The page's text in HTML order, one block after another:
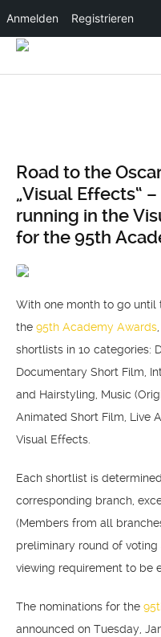
Anmelden Registrieren
Road to the
„Visual Effects“
running in the
for the 95th
With one month to go until
the 95th Academy Awards
shortlists in 10 categories:
Documentary Short Film,
and Hairstyling, Music
Animated Short Film, Live
Visual Effects.
Each shortlist is
corresponding branch,
(Members from all
preliminary round of
viewing requirement to be
The nominations for the
announced on Tuesday,